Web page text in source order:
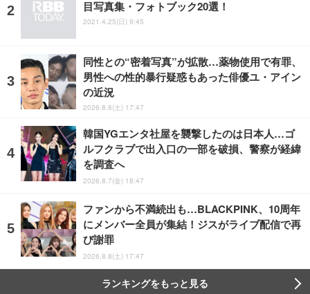
目写真集・フォトブック20選！
2021.4.25(日) 9:45
同性との“密着写真”が拡散…薬物使用で有罪、
男性への性的暴行疑惑もあった俳優ユ・アイン
の近況
2026.8.8(土) 17:47
韓国YGエンタ社屋を襲撃したのは日本人…ゴ
ルフクラブで出入口の一部を破損、警察が経緯
を調査へ
2026.8.7(金) 18:47
ファンから不満続出も…BLACKPINK、10周年
にメンバー全員が集結！ジスがライブ配信で再
び謝罪
2026.8.8(土) 17:47
ランキングをもっと見る